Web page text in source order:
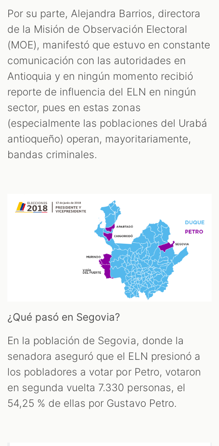
Por su parte, Alejandra Barrios, directora
de la Misión de Observación Electoral
(MOE), manifestó que estuvo en constante
comunicación con las autoridades en
Antioquia y en ningún momento recibió
reporte de influencia del ELN en ningún
sector, pues en estas zonas
(especialmente las poblaciones del Urabá
antioqueño) operan, mayoritariamente,
bandas criminales.
¿Qué pasó en Segovia?
En la población de Segovia, donde la
senadora aseguró que el ELN presionó a
los pobladores a votar por Petro, votaron
en segunda vuelta 7.330 personas, el
54,25 % de ellas por Gustavo Petro.